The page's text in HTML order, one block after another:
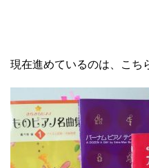
現在進めているのは、こち